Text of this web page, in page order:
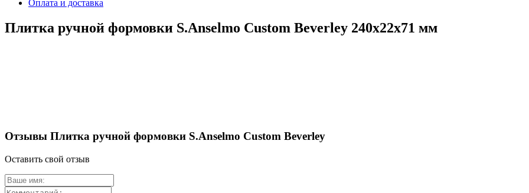
Оплата и доставка
Плитка ручной формовки S.Anselmo Custom Beverley 240х22х71 мм
Отзывы Плитка ручной формовки S.Anselmo Custom Beverley
Оставить свой отзыв